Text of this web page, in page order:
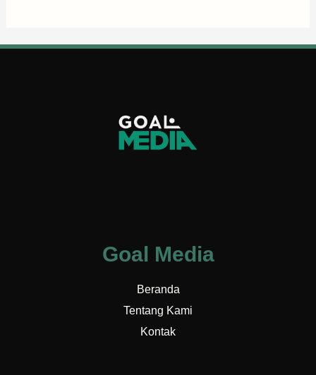
Goal Media
Beranda
Tentang Kami
Kontak